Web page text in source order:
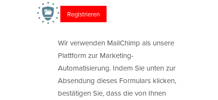
Wir verwenden MailChimp als unsere
Plattform zur Marketing-
Automatisierung. Indem Sie unten zur
Absendung dieses Formulars klicken,
bestätigen Sie, dass die von Ihnen